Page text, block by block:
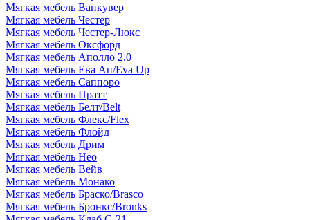
Мягкая мебель Ванкувер
Мягкая мебель Честер
Мягкая мебель Честер-Люкс
Мягкая мебель Оксфорд
Мягкая мебель Аполло 2.0
Мягкая мебель Ева Ап/Eva Up
Мягкая мебель Саппоро
Мягкая мебель Пратт
Мягкая мебель Белт/Belt
Мягкая мебель Флекс/Flex
Мягкая мебель Флойд
Мягкая мебель Дрим
Мягкая мебель Нео
Мягкая мебель Вейв
Мягкая мебель Монако
Мягкая мебель Браско/Brasco
Мягкая мебель Бронкс/Bronks